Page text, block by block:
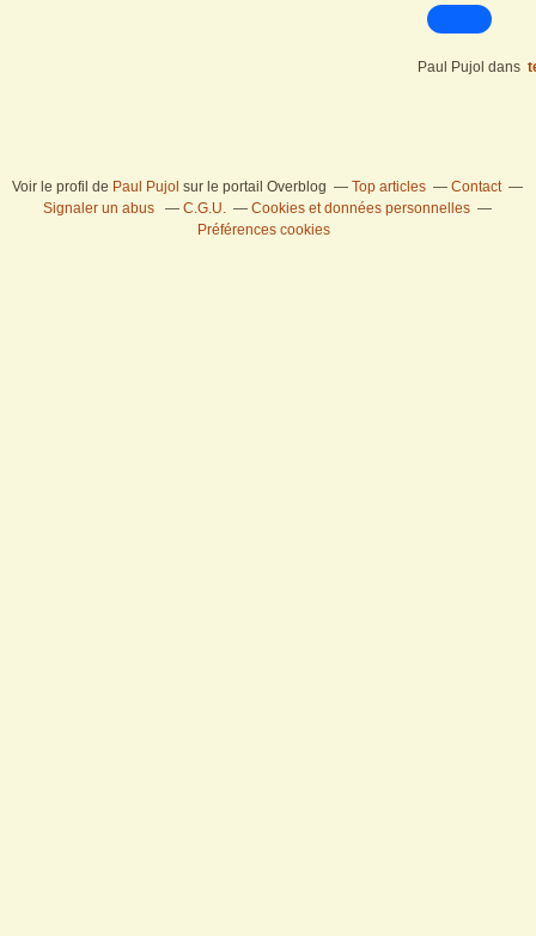
Paul Pujol dans
Voir le profil de Paul Pujol sur le portail Overblog Top articles
Contact
Signaler un abus
C.G.U.
Cookies et données personnelles
Préférences cookies